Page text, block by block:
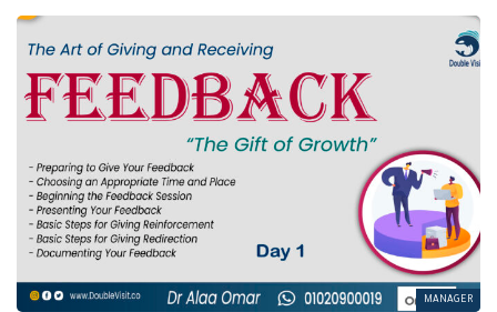
MANAGER